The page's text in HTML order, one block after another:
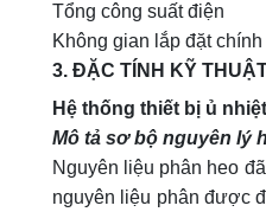
Tổng công
Không gian lắp
3. ĐẶC TÍNH KỸ
Hệ thống thiết bị ủ
Mô tả sơ bộ nguyên lý
Nguyên liệu phân heo
nguyên liệu phân được